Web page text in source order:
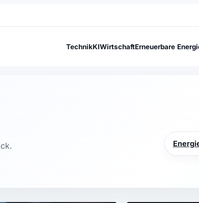
TechnikKIWirtschaftErneuerbare